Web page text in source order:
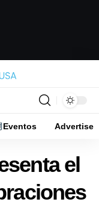
Eventos Advertise
el